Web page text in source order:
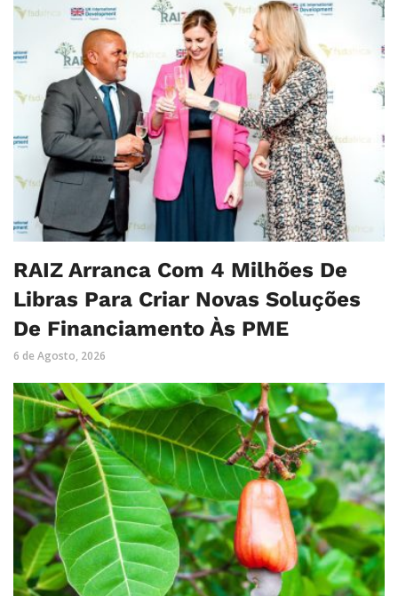
RAIZ Arranca Com 4 Milhões De
Libras Para Criar Novas Soluções
De Financiamento Às PME
6 de Agosto, 2026